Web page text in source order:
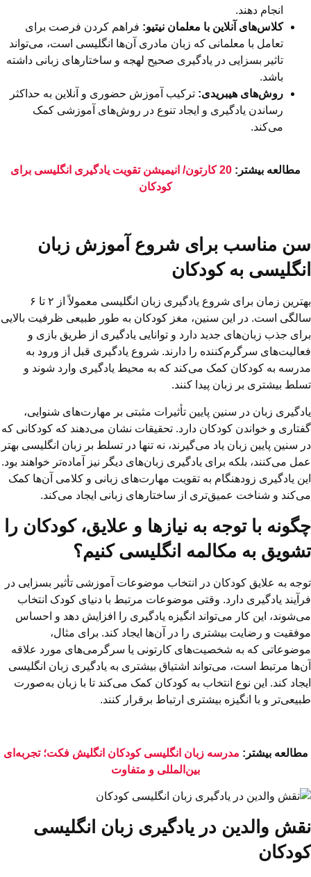
انجام دهند.
کلاس‌های آنلاین با معلمان نیتیو: فراهم کردن فرصت برای
تعامل با معلمانی که زبان مادری آن‌ها انگلیسی است، می‌تواند
تاثیر بسزایی در یادگیری صحیح لهجه و ساختارهای زبانی داشته
باشد.
روش‌های هیبریدی: ترکیب آموزش حضوری و آنلاین به حداکثر
رساندن یادگیری و ایجاد تنوع در روش‌های آموزشی کمک
می‌کند.
مطالعه بیشتر:
20 کارتون/ انیمیشن تقویت یادگیری انگلیسی برای
کودکان
سن مناسب برای شروع آموزش زبان
انگلیسی به کودکان
بهترین زمان برای شروع یادگیری زبان انگلیسی معمولاً از ۲ تا ۶
سالگی است. در این سنین، مغز کودکان به طور طبیعی ظرفیت بالایی
برای جذب زبان‌های جدید دارد و توانایی یادگیری از طریق بازی و
فعالیت‌های سرگرم‌کننده را دارند. شروع یادگیری قبل از ورود به
مدرسه به کودکان کمک می‌کند که به محیط یادگیری وارد شوند و
تسلط بیشتری بر زبان پیدا کنند.
یادگیری زبان در سنین پایین تأثیرات مثبتی بر مهارت‌های شنوایی،
گفتاری و خواندن کودکان دارد. تحقیقات نشان می‌دهند که کودکانی که
در سنین پایین زبان یاد می‌گیرند، نه تنها در تسلط بر زبان انگلیسی بهتر
عمل می‌کنند، بلکه برای یادگیری زبان‌های دیگر نیز آماده‌تر خواهند بود.
این یادگیری زودهنگام به تقویت مهارت‌های زبانی و کلامی آن‌ها کمک
می‌کند و شناخت عمیق‌تری از ساختارهای زبانی ایجاد می‌کند.
چگونه با توجه به نیازها و علایق، کودکان را
تشویق به مکالمه انگلیسی کنیم؟
توجه به علایق کودکان در انتخاب موضوعات آموزشی تأثیر بسزایی در
فرآیند یادگیری دارد. وقتی موضوعات مرتبط با دنیای کودک انتخاب
می‌شوند، این کار می‌تواند انگیزه یادگیری را افزایش دهد و احساس
موفقیت و رضایت بیشتری را در آن‌ها ایجاد کند. برای مثال،
موضوعاتی که به شخصیت‌های کارتونی یا سرگرمی‌های مورد علاقه
آن‌ها مرتبط است، می‌تواند اشتیاق بیشتری به یادگیری زبان انگلیسی
ایجاد کند. این نوع انتخاب به کودکان کمک می‌کند تا با زبان به‌صورت
طبیعی‌تر و با انگیزه بیشتری ارتباط برقرار کنند.
مطالعه بیشتر: مدرسه زبان انگلیسی کودکان انگلیش فکت؛ تجربه‌ای
بین‌المللی و متفاوت
نقش والدین در یادگیری زبان انگلیسی
کودکان